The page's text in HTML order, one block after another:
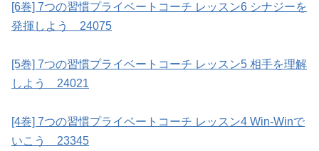
[6巻] 7つの習慣プライベートコーチ レッスン6 シナジーを
発揮しよう 24075
[5巻] 7つの習慣プライベートコーチ レッスン5 相手を理解
しよう 24021
[4巻] 7つの習慣プライベートコーチ レッスン4 Win-Winで
いこう 23345